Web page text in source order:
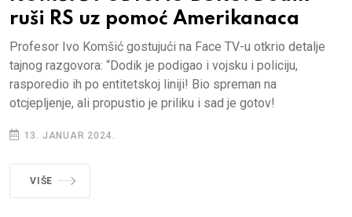
ruši RS uz pomoć Amerikanaca
Profesor Ivo Komšić gostujući na Face TV-u otkrio detalje
tajnog razgovora: “Dodik je podigao i vojsku i policiju,
rasporedio ih po entitetskoj liniji! Bio spreman na
otcjepljenje, ali propustio je priliku i sad je gotov!
13. JANUAR 2024.
VIŠE